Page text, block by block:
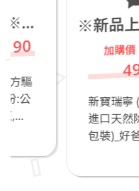
※ 新品上市※新寶瑞寧 (500ml)_進口天然除蟲菊(新包裝)_若有飼養貓咪不推薦
NT$
490
新寶瑞寧 (500ml)_
進口天然除蟲菊(新
包裝)_好爸爸...